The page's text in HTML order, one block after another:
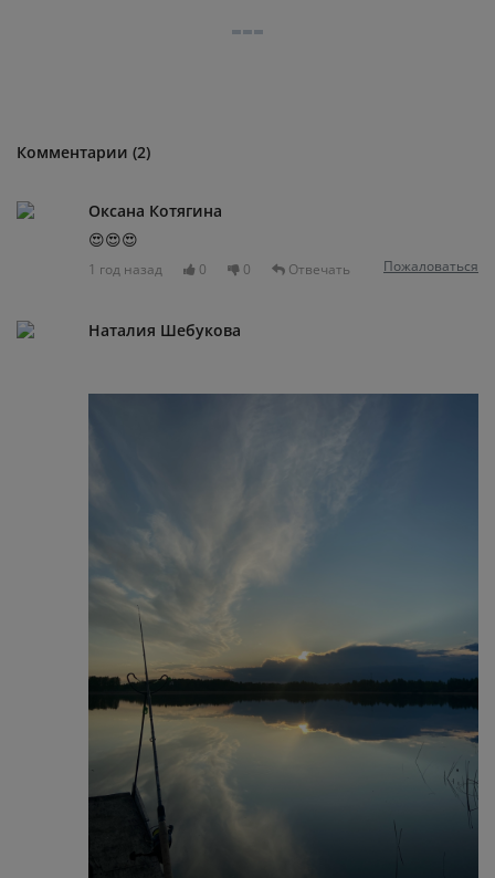
Комментарии (2)
Оксана Котягина
😍😍😍
1 год назад 0 0 Отвечать Пожаловаться
Наталия Шебукова